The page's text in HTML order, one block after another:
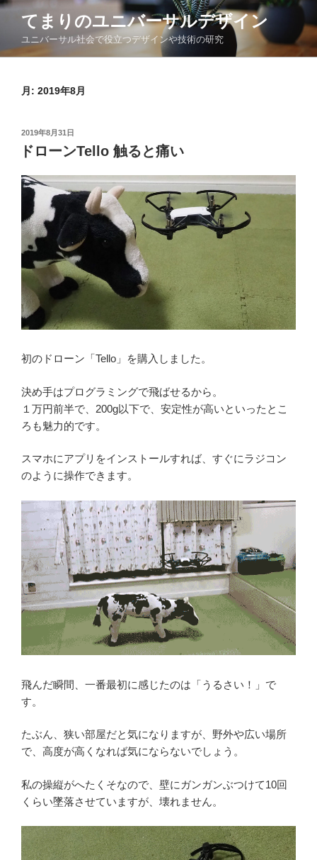
コ
ン
てまりのユニバーサルデザイン
ユニバーサル社会で役立つデザインや技術の研究
月: 2019年8月
投
稿
日:
2019年8月31日
ドローンTello 触ると痛い
初のドローン「Tello」を購入しました。
決め手はプログラミングで飛ばせるから。
１万円前半で、200g以下で、安定性が高いといったとこ
ろも魅力的です。
スマホにアプリをインストールすれば、すぐにラジコン
のように操作できます。
飛んだ瞬間、一番最初に感じたのは「うるさい！」で
す。
たぶん、狭い部屋だと気になりますが、野外や広い場所
で、高度が高くなれば気にならないでしょう。
私の操縦がへたくそなので、壁にガンガンぶつけて10回
くらい墜落させていますが、壊れません。